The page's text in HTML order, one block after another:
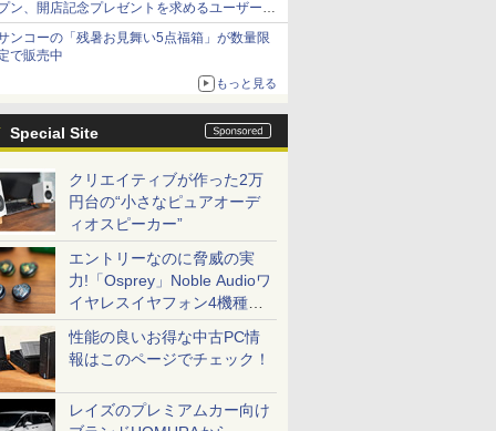
ン、開店記念プレゼントを求めるユーザーが
し寄せ長蛇の列に
ンコーの「残暑お見舞い5点福箱」が数量限
で販売中
もっと見る
Special Site
クリエイティブが作った2万
円台の“小さなピュアオーデ
ィオスピーカー”
エントリーなのに脅威の実
力!「Osprey」Noble Audioワ
イヤレスイヤフォン4機種を
一気に聴く
性能の良いお得な中古PC情
報はこのページでチェック！
レイズのプレミアムカー向け